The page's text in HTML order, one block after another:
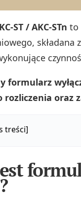
/ AKC‑STn to
składana
formularz
rozliczenia oraz
treści]